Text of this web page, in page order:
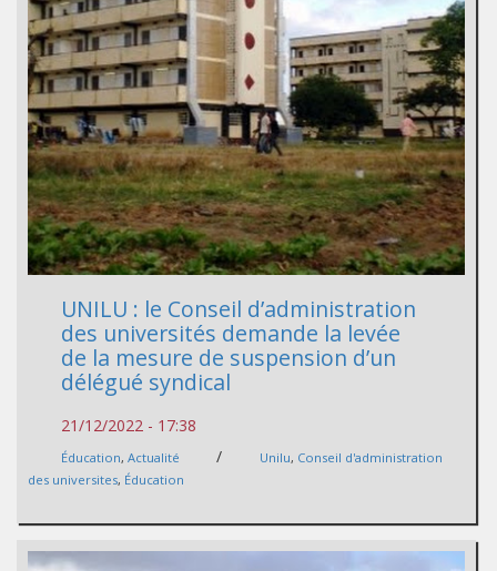
UNILU : le Conseil d’administration
des universités demande la levée
de la mesure de suspension d’un
délégué syndical
21/12/2022 - 17:38
Éducation, Actualité / Unilu, Conseil d'administration
des universites, Éducation